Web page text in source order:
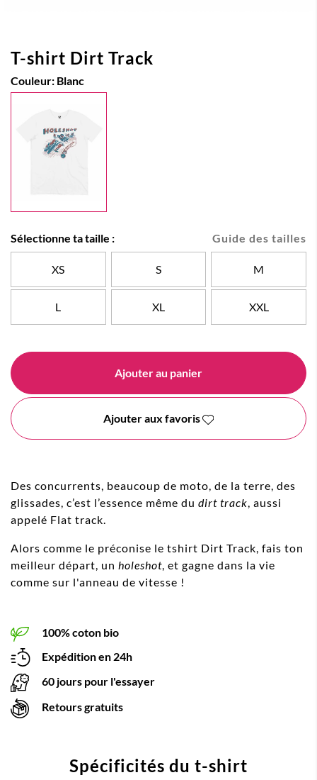
T-shirt Dirt Track
Couleur: Blanc
Guide des tailles
Sélectionne ta taille :
XS S M
L XL XXL
Ajouter au panier
Ajouter aux favoris
Des concurrents, beaucoup de moto, de la terre, des
glissades, c’est l’essence même du dirt track, aussi
appelé Flat track.
Alors comme le préconise le tshirt Dirt Track, fais ton
meilleur départ, un holeshot, et gagne dans la vie
comme sur l'anneau de vitesse !
100% coton bio
Expédition en 24h
60 jours pour l'essayer
Retours gratuits
Spécificités du t-shirt